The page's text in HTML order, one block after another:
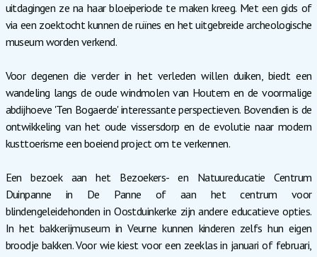
uitdagingen ze na haar bloeiperiode te maken kreeg. Met een gids of
via een zoektocht kunnen de ruïnes en het uitgebreide archeologische
museum worden verkend.
Voor degenen die verder in het verleden willen duiken, biedt een
wandeling langs de oude windmolen van Houtem en de voormalige
abdijhoeve 'Ten Bogaerde' interessante perspectieven. Bovendien is de
ontwikkeling van het oude vissersdorp en de evolutie naar modern
kusttoerisme een boeiend project om te verkennen.
Een bezoek aan het Bezoekers- en Natuureducatie Centrum
Duinpanne in De Panne of aan het centrum voor
blindengeleidehonden in Oostduinkerke zijn andere educatieve opties.
In het bakkerijmuseum in Veurne kunnen kinderen zelfs hun eigen
broodje bakken. Voor wie kiest voor een zeeklas in januari of februari,